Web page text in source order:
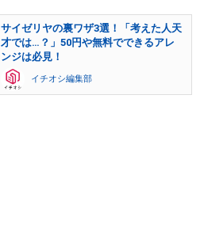
サイゼリヤの裏ワザ3選！「考えた人天
才では…？」50円や無料でできるアレ
ンジは必見！
イチオシ編集部